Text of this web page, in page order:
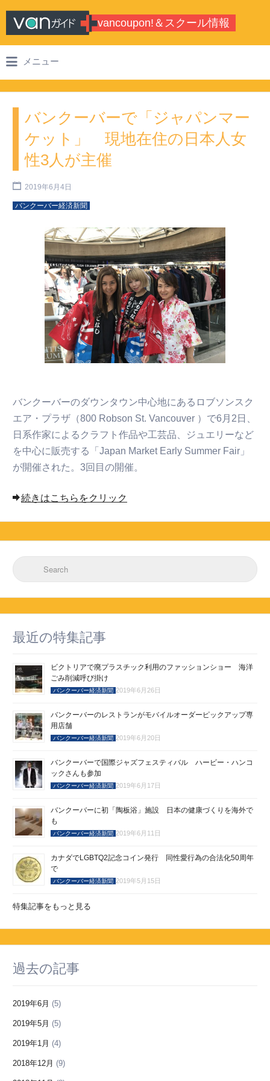
vancoupon!＆スクール情報
バンクーバーのシティガイド・学校情
報
メニュー
バンクーバーで「ジャパンマー
ケット」 現地在住の日本人女
性3人が主催
2019年6月4日
バンクーバー経済新聞
バンクーバーのダウンタウン中心地にあるロブソンスク
エア・プラザ（800 Robson St. Vancouver ）で6月2日、
日系作家によるクラフト作品や工芸品、ジュエリーなど
を中心に販売する「Japan Market Early Summer Fair」
が開催された。3回目の開催。
続きはこちらをクリック
Search for:
最近の特集記事
ビクトリアで廃プラスチック利用のファッションショー 海洋
ごみ削減呼び掛け
バンクーバー経済新聞 2019年6月26日
バンクーバーのレストランがモバイルオーダーピックアップ専
用店舗
バンクーバー経済新聞 2019年6月20日
バンクーバーで国際ジャズフェスティバル ハービー・ハンコ
ックさんも参加
バンクーバー経済新聞 2019年6月17日
バンクーバーに初「陶板浴」施設 日本の健康づくりを海外で
も
バンクーバー経済新聞 2019年6月11日
カナダでLGBTQ2記念コイン発行 同性愛行為の合法化50周年
で
バンクーバー経済新聞 2019年5月15日
特集記事をもっと見る
過去の記事
2019年6月 (5)
2019年5月 (5)
2019年1月 (4)
2018年12月 (9)